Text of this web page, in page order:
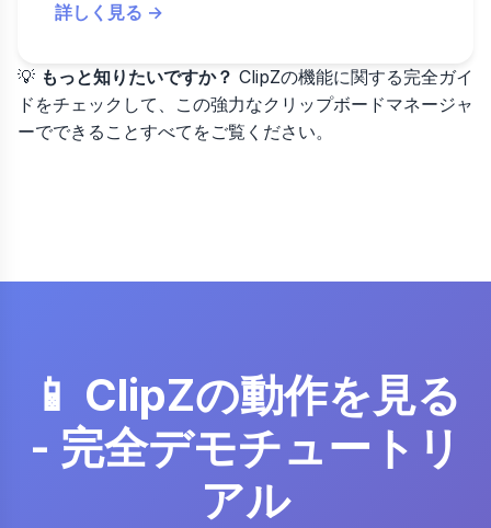
詳しく見る →
💡 もっと知りたいですか？ ClipZの機能に関する完全ガイ
ド をチェックして、この強力なクリップボードマネージャ
ーでできることすべてをご覧ください。
📱 ClipZの動作を見る
- 完全デモチュートリ
アル